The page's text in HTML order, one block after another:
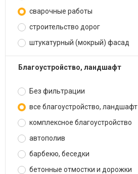
сварочные работы
строительство дорог
штукатурный (мокрый) фасад
благоустройство, ландшафт
Без фильтрации
все благоустройство, ландшафт
комплексное благоустройство
автополив
барбекю, беседки
бетонные отмостки и дорожки